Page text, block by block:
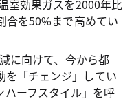
室効果ガスを2000年比
合を50%まで高めてい
に向けて、今から都
を「チェンジ」してい
ハーフスタイル」を呼